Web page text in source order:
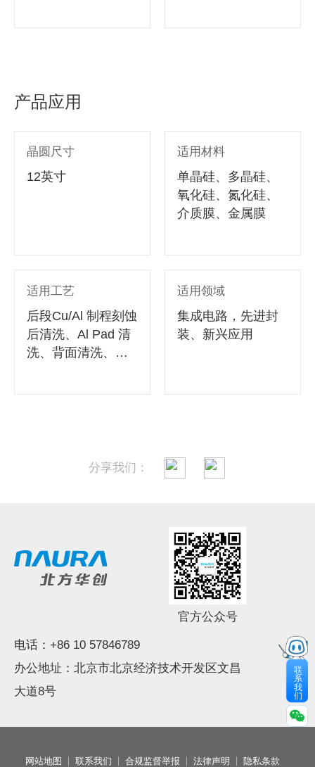
产品应用
晶圆尺寸
12英寸
适用材料
单晶硅、多晶硅、
氧化硅、氮化硅、
介质膜、金属膜
适用工艺
后段Cu/Al 制程刻蚀
后清洗、Al Pad 清
洗、背面清洗、背
适用领域
集成电路，先进封
装、新兴应用
分享我们：
微信扫一扫
电话：+86 10 57846789
办公地址：北京市北京经济技术开发区文昌
大道8号
官方公众号
网站地图 联系我们 合规监督举报 法律声明 隐私条款
联
系
我
们